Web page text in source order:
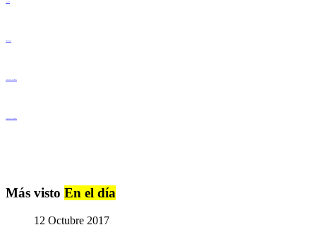
Más visto En el día
12 Octubre 2017